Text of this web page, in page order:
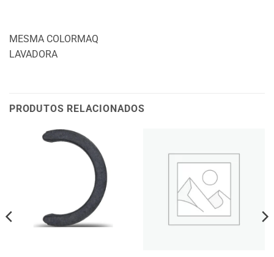
MESMA COLORMAQ
LAVADORA
PRODUTOS RELACIONADOS